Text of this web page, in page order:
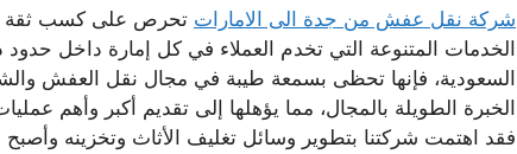
شركة نقل عفش من جدة الى الامارات تحرص على كسب ثقة
الخدمات المتنوعة التي تخدم العملاء في كل إمارة داخل حدود
السعودية، فإنها تحظى بسمعة طيبة في مجال نقل العفش
الخبرة الطويلة بالمجال، مما يؤهلها إلى تقديم أكبر وأهم
فقد اهتمت شركتنا بتطوير وسائل تغليف الأثاث وتخزينه